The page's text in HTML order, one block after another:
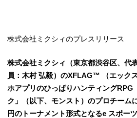
株式会社ミクシィのプレスリリース
株式会社ミクシィ（東京都渋谷区、代
員：木村 弘毅）のXFLAG™ （エック
ホアプリのひっぱりハンティングRPG
ク」（以下、モンスト）のプロチーム
円のトーナメント形式となるe スポー